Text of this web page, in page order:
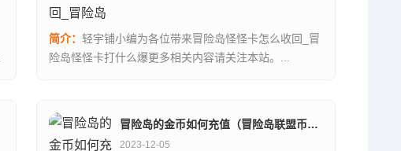
简介： 轻宇铺小编为各位带来冒险岛怪怪卡怎么收回_冒
险岛怪怪卡打什么爆更多相关内容请关注本站。...
冒险岛的金币如何充值（冒险岛联盟币商店在哪）
2023-12-05